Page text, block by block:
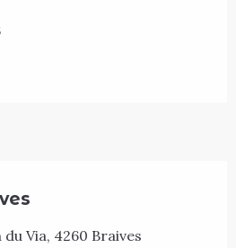
du Via, 4260 Braives